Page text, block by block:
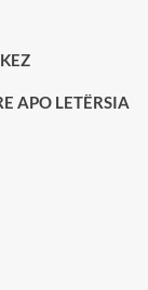
APO LETËRSIA